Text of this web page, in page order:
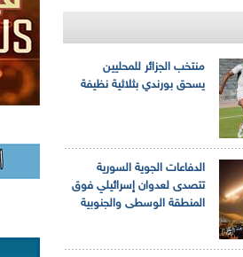
منتخب الجزائر للمحليين
يسحق بورندي بثلاثية نظيفة
الدفاعات الجوية السورية
تتصدى لعدوان إسرائيلي فوق
المنطقة الوسطى والجنوبية